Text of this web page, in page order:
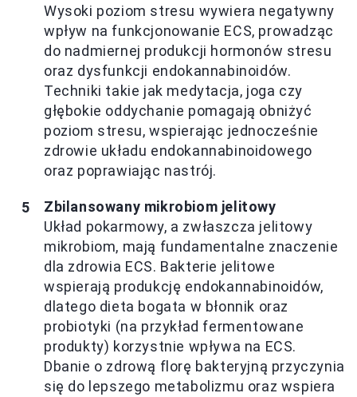
Wysoki poziom stresu wywiera negatywny
wpływ na funkcjonowanie ECS, prowadząc
do nadmiernej produkcji hormonów stresu
oraz dysfunkcji endokannabinoidów.
Techniki takie jak medytacja, joga czy
głębokie oddychanie pomagają obniżyć
poziom stresu, wspierając jednocześnie
zdrowie układu endokannabinoidowego
oraz poprawiając nastrój.
Zbilansowany mikrobiom jelitowy
Układ pokarmowy, a zwłaszcza jelitowy
mikrobiom, mają fundamentalne znaczenie
dla zdrowia ECS. Bakterie jelitowe
wspierają produkcję endokannabinoidów,
dlatego dieta bogata w błonnik oraz
probiotyki (na przykład fermentowane
produkty) korzystnie wpływa na ECS.
Dbanie o zdrową florę bakteryjną przyczynia
się do lepszego metabolizmu oraz wspiera